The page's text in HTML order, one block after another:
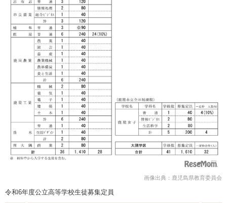
画像出典：鹿児島県教育委員会
令和6年度公立高等学校生徒募集定員